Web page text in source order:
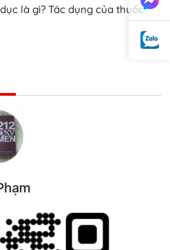
là gì? Tác dụng của thuốc